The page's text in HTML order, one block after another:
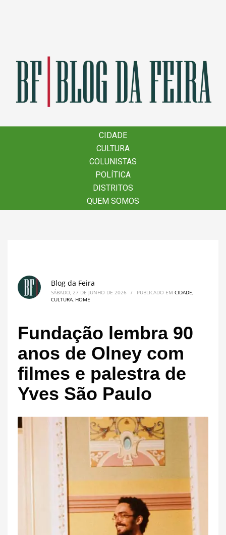
CIDADE
CULTURA
COLUNISTAS
POLÍTICA
DISTRITOS
QUEM SOMOS
CIDADE
CULTURA
COLUNISTAS
POLÍTICA
DISTRITOS
QUEM SOMOS
Blog da Feira
SÁBADO, 27 DE JUNHO DE 2026 / PUBLICADO EM CIDADE,
CULTURA, HOME
Fundação lembra 90
anos de Olney com
filmes e palestra de
Yves São Paulo